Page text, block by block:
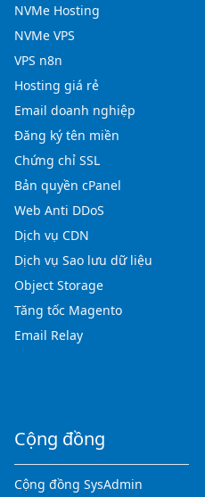
NVMe Hosting
NVMe VPS
VPS n8n
Hosting giá rẻ
Email doanh nghiệp
Đăng ký tên miền
Chứng chỉ SSL
Bản quyền cPanel
Web Anti DDoS
Dịch vụ CDN
Dịch vụ Sao lưu dữ liệu
Object Storage
Tăng tốc Magento
Email Relay
Cộng đồng
Cộng đồng SysAdmin